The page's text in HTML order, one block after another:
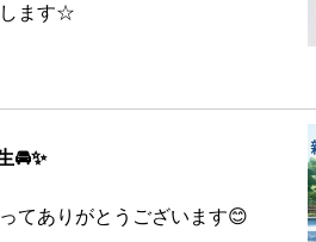
ます☆
🚘✨
てありがとうございます😊